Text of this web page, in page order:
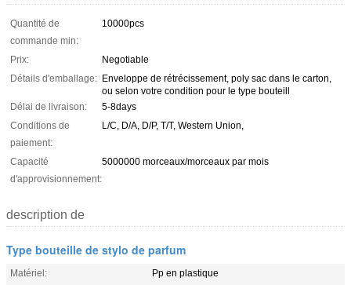
Quantité de
commande min:
10000pcs
Prix:
Negotiable
Détails d'emballage: Enveloppe de rétrécissement, poly sac dans le carton,
ou selon votre condition pour le type bouteill
Délai de livraison:
5-8days
Conditions de
paiement:
L/C, D/A, D/P, T/T, Western Union,
Capacité
d'approvisionnement:
5000000 morceaux/morceaux par mois
description de
Type bouteille de stylo de parfum
Matériel:
Pp en plastique